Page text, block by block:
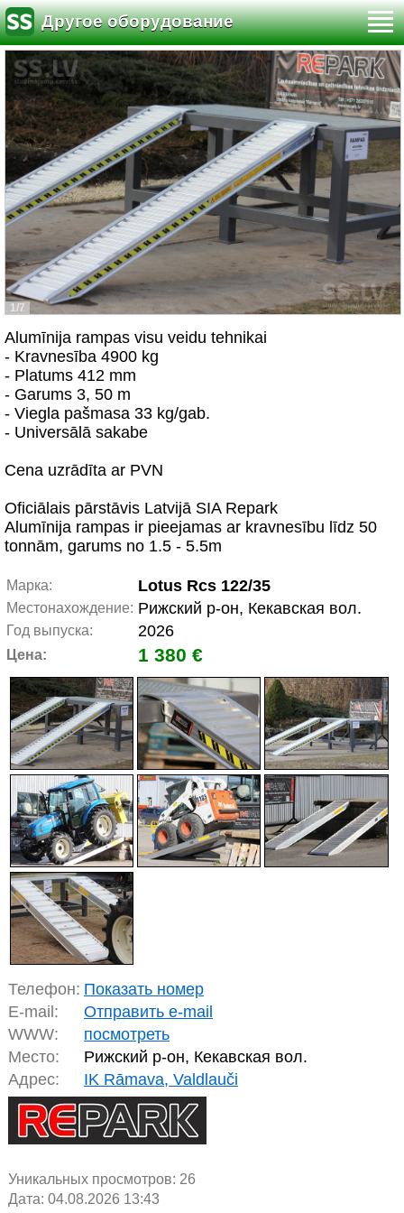
Другое оборудование
1/7
Alumīnija rampas visu veidu tehnikai
- Kravnesība 4900 kg
- Platums 412 mm
- Garums 3, 50 m
- Viegla pašmasa 33 kg/gab.
- Universālā sakabe
Cena uzrādīta ar PVN
Oficiālais pārstāvis Latvijā SIA Repark
Alumīnija rampas ir pieejamas ar kravnesību līdz 50
tonnām, garums no 1.5 - 5.5m
Марка: Lotus Rcs 122/35
Местонахождение: Рижский р-он, Кекавская вол.
Год выпуска: 2026
Цена: 1 380 €
Телефон: Показать номер
E-mail:
Отправить e-mail
WWW:
посмотреть
Место:
Рижский р-он, Кекавская вол.
Адрес:
IK Rāmava, Valdlauči
Уникальных просмотров: 26
Дата: 04.08.2026 13:43